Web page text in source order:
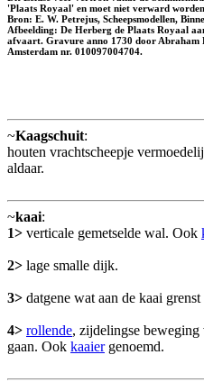
'Plaats Royaal' en moet niet verward
Bron: E. W. Petrejus, Scheepsmodellen,
Afbeelding: De Herberg de Plaats Royaal
afvaart. Gravure anno 1730 door Abraham
Amsterdam nr. 010097004704.
~Kaagschuit:
houten vrachtscheepje
aldaar.
~kaai:
1> verticale gemetselde wal. Ook
2> lage smalle dijk.
3> datgene wat aan de kaai
4> rollende, zijdelingse beweging
gaan. Ook kaaiergenoemd.